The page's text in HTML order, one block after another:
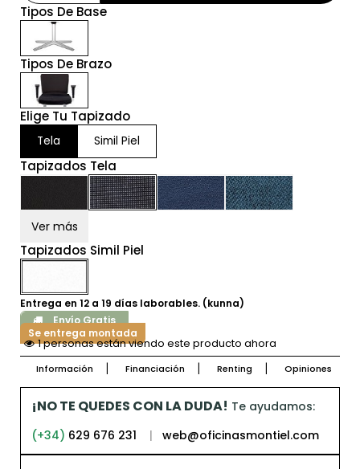
Tipos De Base
Tipos De Brazo
Elige Tu Tapizado
Tela Simil Piel
Tapizados Tela
Ver más
Tapizados Simil Piel
Entrega en 12 a 19 días laborables. (kunna)
Envío Gratis
Se entrega montada
1 personas están viendo este producto ahora
Información Financiación Renting Opiniones
¡NO TE QUEDES CON LA DUDA! Te ayudamos:
(+34) 629 676 231 | web@oficinasmontiel.com